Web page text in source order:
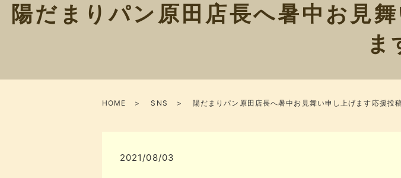
陽だまりパン原田店長へ暑中お見
ま
HOME SNS 陽だまりパン原田店長へ暑中お見舞い申し上げます応援投
2021/08/03